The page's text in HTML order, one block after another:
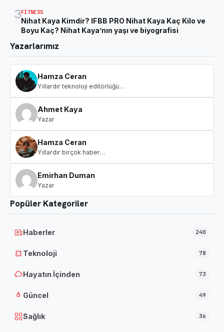
3FITNESS
Nihat Kaya Kimdir? IFBB PRO Nihat Kaya Kaç Kilo ve
Boyu Kaç? Nihat Kaya’nın yaşı ve biyografisi
Yazarlarımız
Hamza Ceran
Yıllardır teknoloji editörlüğü…
Ahmet Kaya
Yazar
Hamza Ceran
Yıllardır birçok haber…
Emirhan Duman
Yazar
Popüler Kategoriler
Haberler 240
Teknoloji 78
Hayatın İçinden 73
Güncel 49
Sağlık 36